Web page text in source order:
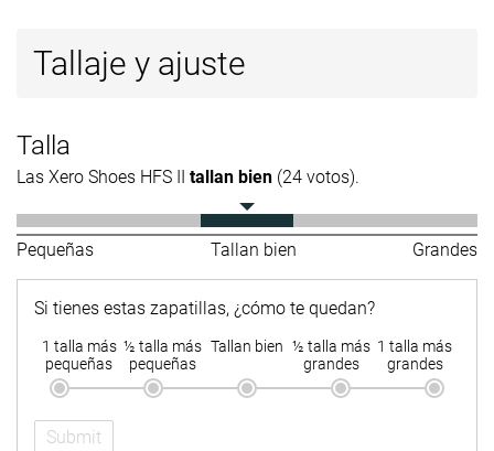
Tallaje y ajuste
Talla
Las Xero Shoes HFS II tallan bien (24 votos).
Pequeñas Tallan bien Grandes
Si tienes estas zapatillas, ¿cómo te quedan?
1 talla más
pequeñas
½ talla más
pequeñas
Tallan bien ½ talla más
grandes
1 talla más
grandes
Submit